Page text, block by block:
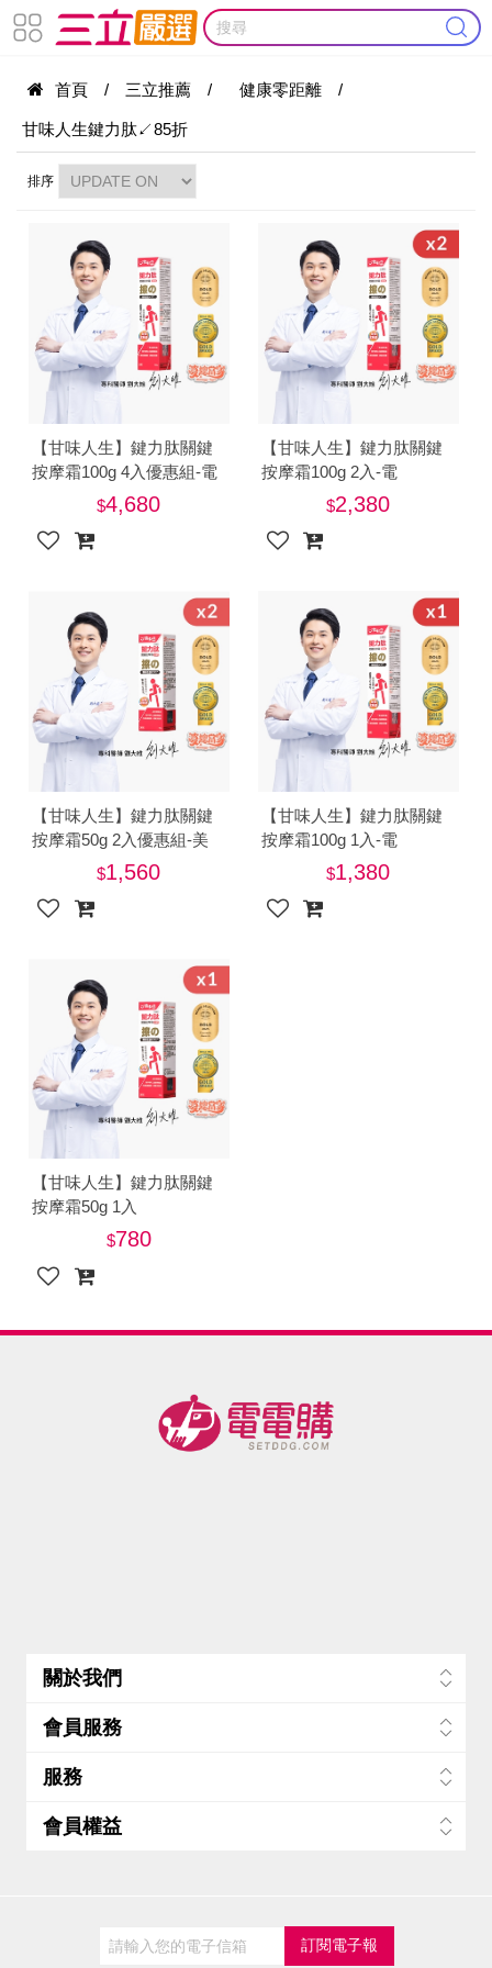
首頁 / 三立推薦 / 健康零距離 /
甘味人生鍵力肽↙85折
排序
【甘味人生】鍵力肽關鍵
按摩霜100g 4入優惠組-電
4,680
【甘味人生】鍵力肽關鍵
按摩霜100g 2入-電
2,380
【甘味人生】鍵力肽關鍵
按摩霜50g 2入優惠組-美
1,560
【甘味人生】鍵力肽關鍵
按摩霜100g 1入-電
1,380
【甘味人生】鍵力肽關鍵
按摩霜50g 1入
780
關於我們
會員服務
服務
會員權益